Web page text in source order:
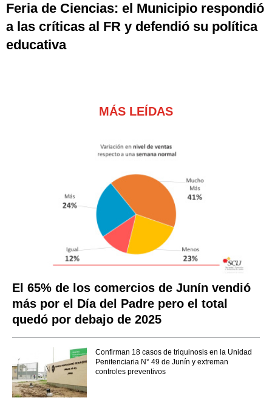
Feria de Ciencias: el Municipio respondió
a las críticas al FR y defendió su política
educativa
MÁS LEÍDAS
El 65% de los comercios de Junín vendió
más por el Día del Padre pero el total
quedó por debajo de 2025
Confirman 18 casos de triquinosis en la Unidad
Penitenciaria N° 49 de Junín y extreman
controles preventivos